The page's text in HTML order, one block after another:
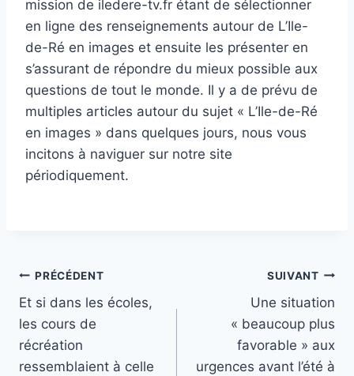
mission de iledere-tv.fr étant de sélectionner
en ligne des renseignements autour de L’Ile-
de-Ré en images et ensuite les présenter en
s’assurant de répondre du mieux possible aux
questions de tout le monde. Il y a de prévu de
multiples articles autour du sujet « L’Ile-de-Ré
en images » dans quelques jours, nous vous
incitons à naviguer sur notre site
périodiquement.
Navigation
de
l’article
PRÉCÉDENT
Et si dans les écoles,
les cours de
récréation
ressemblaient à celle
SUIVANT
Une situation
« beaucoup plus
favorable » aux
urgences avant l’été à